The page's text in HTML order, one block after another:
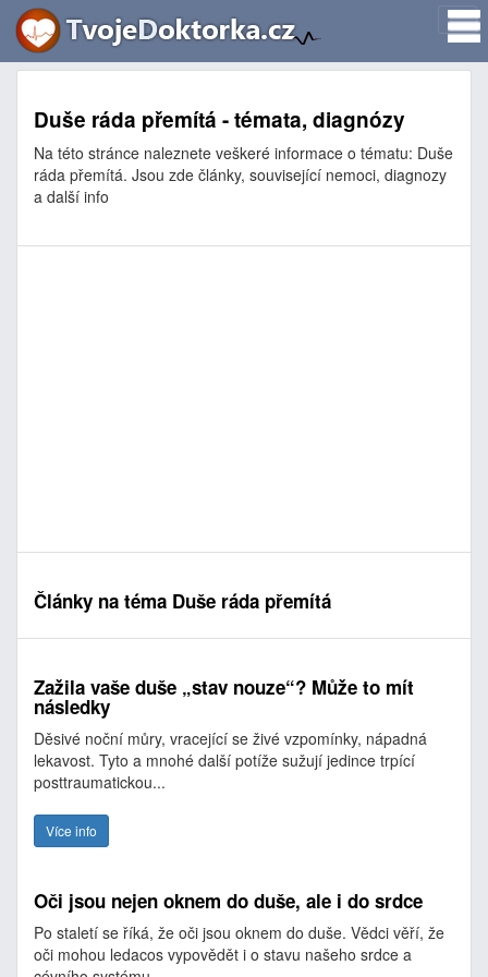
Duše ráda přemítá - témata, diagnózy
Na této stránce naleznete veškeré informace o tématu: Duše
ráda přemítá. Jsou zde články, související nemoci, diagnozy
a další info
Články na téma Duše ráda přemítá
Zažila vaše duše „stav nouze“? Může to mít
následky
Děsivé noční můry, vracející se živé vzpomínky, nápadná
lekavost. Tyto a mnohé další potíže sužují jedince trpící
posttraumatickou...
Více info
Oči jsou nejen oknem do duše, ale i do srdce
Po staletí se říká, že oči jsou oknem do duše. Vědci věří, že
oči mohou ledacos vypovědět i o stavu našeho srdce a